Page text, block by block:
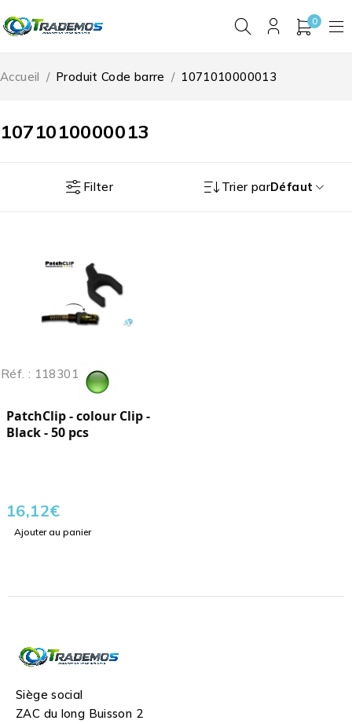
0
1071010000013
Accueil / Produit Code barre / 1071010000013
Filter Trier parDéfaut
Réf. : 118301
PatchClip - colour Clip -
Black - 50 pcs
16,12€
Ajouter au panier
Siège social
ZAC du long Buisson 2